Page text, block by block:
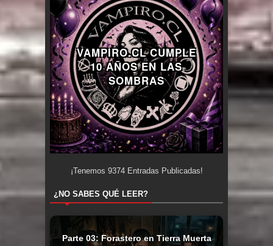
VAMPIRO.CL CUMPLE
10 AÑOS EN LAS
SOMBRAS
¡Tenemos 9374Entradas Publicadas!
¿NO SABES QUÉ LEER?
Parte 03: Forastero en Tierra Muerta